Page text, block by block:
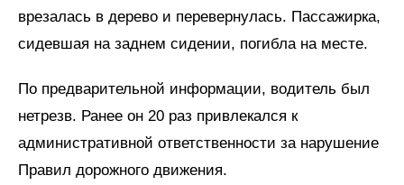
врезалась в дерево и перевернулась. Пассажирка,
сидевшая на заднем сидении, погибла на месте.
По предварительной информации, водитель был
нетрезв. Ранее он 20 раз привлекался к
административной ответственности за нарушение
Правил дорожного движения.